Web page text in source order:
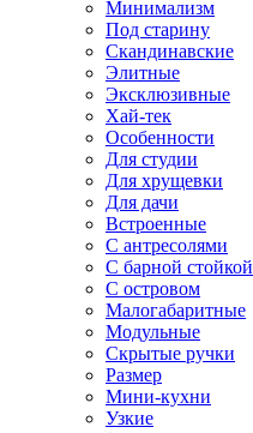
Минимализм
Под старину
Скандинавские
Элитные
Эксклюзивные
Хай-тек
Особенности
Для студии
Для хрущевки
Для дачи
Встроенные
С антресолями
С барной стойкой
С островом
Малогабаритные
Модульные
Скрытые ручки
Размер
Мини-кухни
Узкие